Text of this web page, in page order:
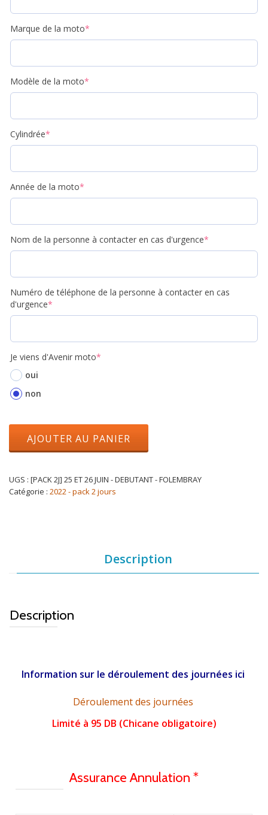
Marque de la moto*
Modèle de la moto*
Cylindrée*
Année de la moto*
Nom de la personne à contacter en cas d'urgence*
Numéro de téléphone de la personne à contacter en cas
d'urgence*
Je viens d'Avenir moto*
oui
non
AJOUTER AU PANIER
UGS : [PACK 2J] 25 ET 26 JUIN - DEBUTANT - FOLEMBRAY
Catégorie : 2022 - pack 2 jours
Description
Description
Information sur le déroulement des journées ici
Déroulement des journées
Limité à 95 DB (Chicane obligatoire)
Assurance Annulation *